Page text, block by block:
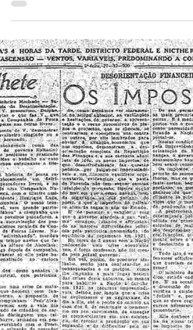
tensão nervosa em que você deve estar, este...